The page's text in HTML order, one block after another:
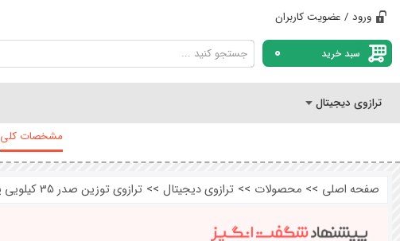
ورود / عضویت کاربران
سبد خرید 0
ترازوی دیجیتال
مشخصات کلی
صفحه اصلی >> محصولات >> ترازوی دیجیتال >> ترازوی توزین صدر 35 کیلویی پرینتردار مدل Vista Plus